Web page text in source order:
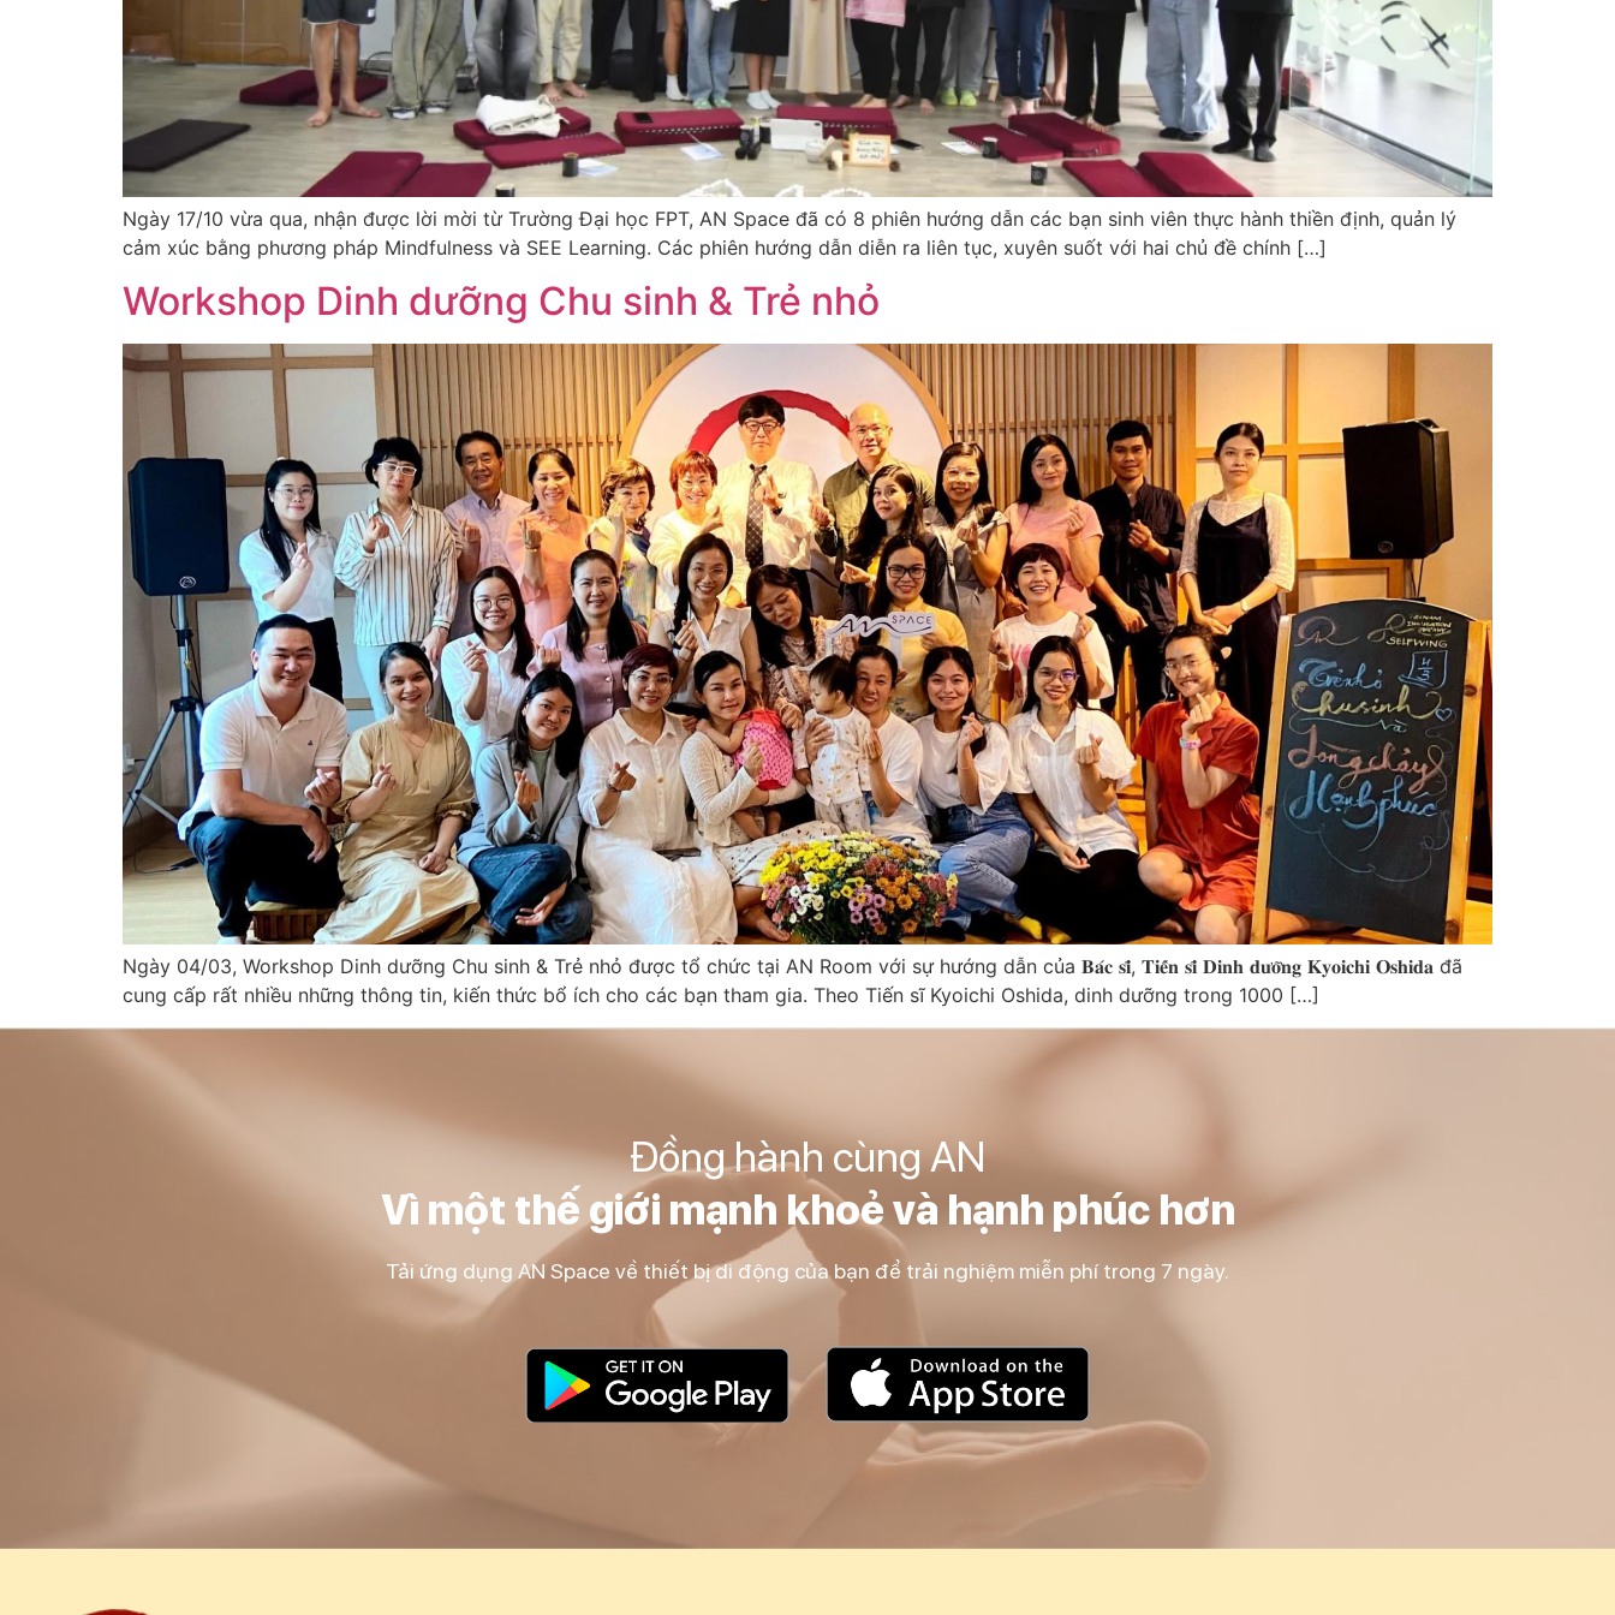
Ngày 17/10 vừa qua, nhận được lời mời từ Trường Đại học FPT, AN Space đã có 8 phiên hướng dẫn các bạn sinh viên thực hành thiền định, quản lý
cảm xúc bằng phương pháp Mindfulness và SEE Learning. Các phiên hướng dẫn diễn ra liên tục, xuyên suốt với hai chủ đề chính […]
Workshop Dinh dưỡng Chu sinh & Trẻ nhỏ
Ngày 04/03, Workshop Dinh dưỡng Chu sinh & Trẻ nhỏ được tổ chức tại AN Room với sự hướng dẫn của 𝐁𝐚́𝐜 𝐬𝐢̃, 𝐓𝐢𝐞̂́𝐧 𝐬𝐢̃ 𝐃𝐢𝐧𝐡 𝐝𝐮̛𝐨̛̃𝐧𝐠 𝐊𝐲𝐨𝐢𝐜𝐡𝐢 𝐎𝐬𝐡𝐢𝐝𝐚 đã
cung cấp rất nhiều những thông tin, kiến thức bổ ích cho các bạn tham gia. Theo Tiến sĩ Kyoichi Oshida, dinh dưỡng trong 1000 […]
Đồng hành cùng AN
Vì một thế giới mạnh khoẻ và hạnh phúc hơn
Tải ứng dụng AN Space về thiết bị di động của bạn để trải nghiệm miễn phí trong 7 ngày.